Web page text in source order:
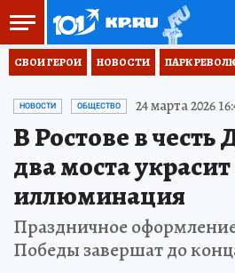
СВОИ ГЕРОИ НОВОСТИ ПАРК
НОВОСТИ ОБЩЕСТВО 24 марта 2026
В Ростове в
два моста
иллюминация
Праздничное
Победы завершат до